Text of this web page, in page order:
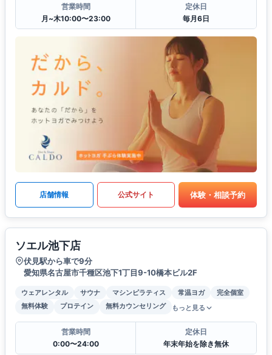
営業時間
月~木10:00〜23:00
定休日
毎月6日
店舗情報 公式サイト 体験・相談予約
ソエル池下店
伏見駅から車で9分
愛知県名古屋市千種区池下1丁目9-10橋本ビル2F
ウェアレンタル サウナ マシンピラティス 常温ヨガ
完全個室
無料体験
プロテイン 無料カウンセリング もっと見る
営業時間
0:00〜24:00
定休日
年末年始を除き無休